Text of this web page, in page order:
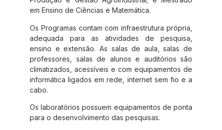
em Ensino de Ciências e Matemática.
Os Programas contam com infraestrutura própria,
adequada para as atividades de pesquisa,
ensino e extensão. As salas de aula, salas de
professores, salas de alunos e auditórios são
climatizados, acessíveis e com equipamentos de
informática ligados em rede, internet sem fio e a
cabo.
Os laboratórios possuem equipamentos de ponta
para o desenvolvimento das pesquisas.